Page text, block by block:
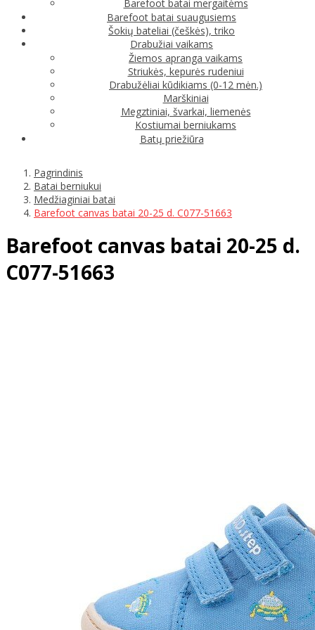
Barefoot batai mergaitėms
Barefoot batai suaugusiems
Šokių bateliai (češkės), triko
Drabužiai vaikams
Žiemos apranga vaikams
Striukės, kepurės rudeniui
Drabužėliai kūdikiams (0-12 mėn.)
Marškiniai
Megztiniai, švarkai, liemenės
Kostiumai berniukams
Batų priežiūra
Pagrindinis
Batai berniukui
Medžiaginiai batai
Barefoot canvas batai 20-25 d. C077-51663
Barefoot canvas batai 20-25 d.
C077-51663